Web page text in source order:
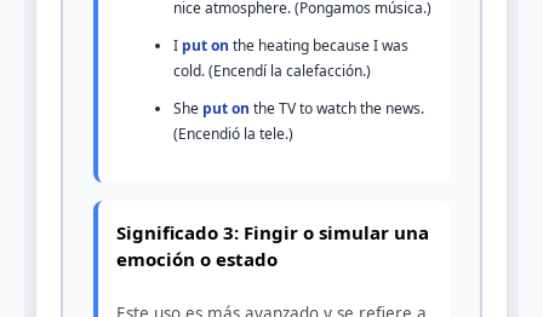
nice atmosphere. (Pongamos música.)
I put on the heating because I was
cold. (Encendí la calefacción.)
She put on the TV to watch the news.
(Encendió la tele.)
Significado 3: Fingir o simular una
emoción o estado